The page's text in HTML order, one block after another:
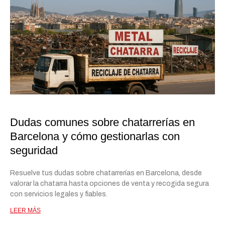
Dudas comunes sobre chatarrerías en
Barcelona y cómo gestionarlas con
seguridad
Resuelve tus dudas sobre chatarrerías en Barcelona, desde
valorar la chatarra hasta opciones de venta y recogida segura
con servicios legales y fiables.
LEER MÁS